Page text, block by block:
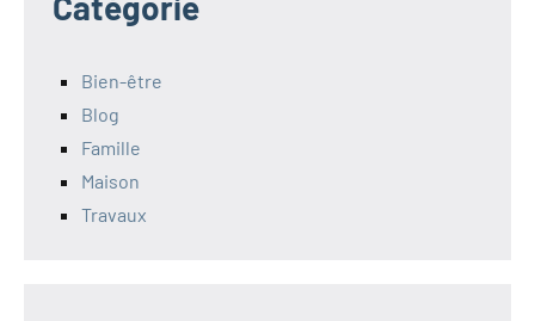
Bien-être
Blog
Famille
Maison
Travaux